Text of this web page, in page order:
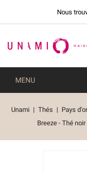
Nous
MENU
Unami Thés Pays
Breeze - Thé